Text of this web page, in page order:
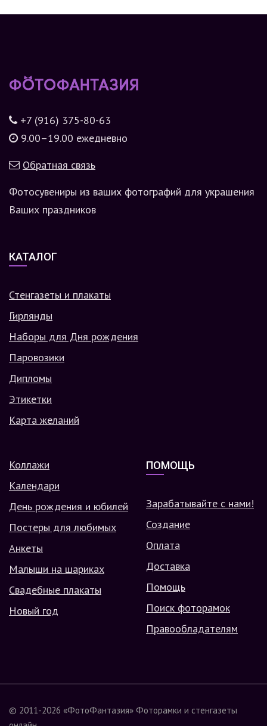
+7 (916) 375-80-63
9.00–19.00 ежедневно
Обратная связь
Фотосувениры из ваших фотографий для украшения
Ваших праздников
КАТАЛОГ
Стенгазеты и плакаты
Гирлянды
Наборы для Дня рождения
Паровозики
Дипломы
Этикетки
Карта желаний
Коллажи
Календари
День рождения и юбилей
Постеры для любимых
Анкеты
Малыши на шариках
Свадебные плакаты
Новый год
ПОМОЩЬ
Зарабатывайте с нами!
Создание
Оплата
Доставка
Помощь
Поиск фоторамок
Правообладателям
© 2011-2026 «ФотоФантазия» Фоторамки и стенгазеты